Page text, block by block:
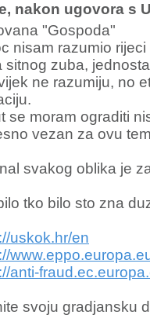
nakon ugovora s
"Gospoda"
nisam razumio
sitnog zuba,
ne razumiju, no
se moram ograditi
vezan za ovu
svakog oblika je
tko bilo sto zna
uskok.hr/en
anti-
svoju gradjansku